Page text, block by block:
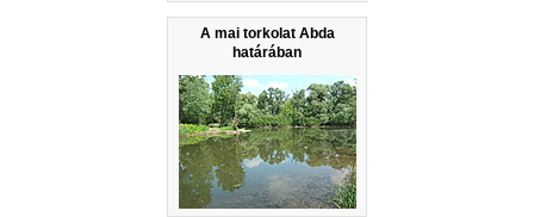
A mai torkolat Abda
határában